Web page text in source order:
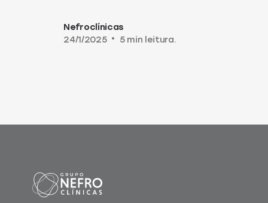
Nefroclínicas
24/1/2025
• 5 min leitura.